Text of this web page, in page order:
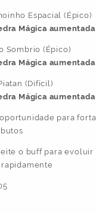
Espacial (Épico)
Mágica aumentada
Sombrio (Épico)
Mágica aumentada
(Difícil)
Mágica aumentada
para
o buff para evoluir
rapidamente